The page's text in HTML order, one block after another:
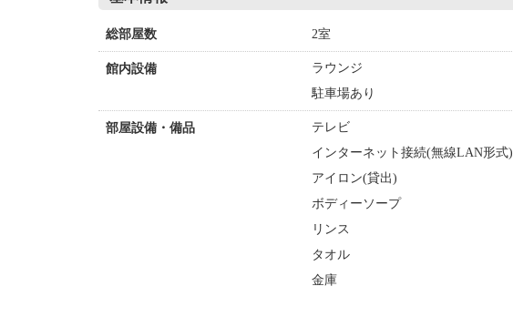
総部屋数 2室
館内設備 ラウンジ
駐車場あり
部屋設備・備品 テレビ
インターネット接続(無線LAN形式)
アイロン(貸出)
ボディーソープ
リンス
タオル
金庫